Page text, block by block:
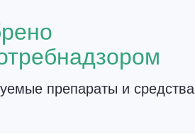
препараты и средства